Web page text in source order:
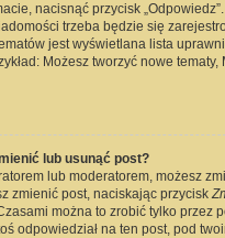
nacisnąć przycisk
trzeba będzie się
jest wyświetlana lista
Możesz tworzyć nowe tematy,
lub usunąć post?
lub moderatorem, możesz
zmienić post, naciskając przycisk
można to zrobić tylko przez
odpowiedział na ten post, pod